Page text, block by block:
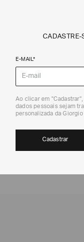
Emporio Armani
CALÇADOS
CADASTRE-
E-MAIL*
Ao clicar em
dados pessoais sejam
personalizada da
Cadastrar